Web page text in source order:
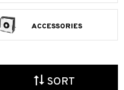
ACCESSORIES
SORT